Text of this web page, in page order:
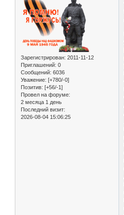
Зарегистрирован: 2011-11-12
Приглашений: 0
Сообщений: 6036
Уважение: [+780/-0]
Позитив: [+56/-1]
Провел на форуме:
2 месяца 1 день
Последний визит:
2026-08-04 15:06:25